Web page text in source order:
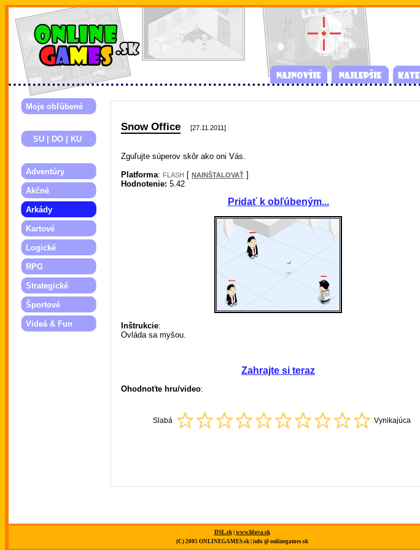
Moje obľúbené
SU | DO | KU
Adventúry
Akčné
Arkády
Kartové
Logické
RPG
Strategické
Športové
Videá & Fun
Snow Office [27.11.2011]
Zguľujte súperov skôr ako oni Vás.
Platforma: FLASH [ NAINŠTALOVAŤ ]
Hodnotenie: 5.42
Pridať k obľúbeným...
Inštrukcie:
Ovláda sa myšou.
Zahrajte si teraz
Ohodnoťte hru/video:
Slabá Vynikajúca
DSL.sk| www.hlava.sk
(C) 2005 ONLINEGAMES.sk | info @ onlinegames.sk